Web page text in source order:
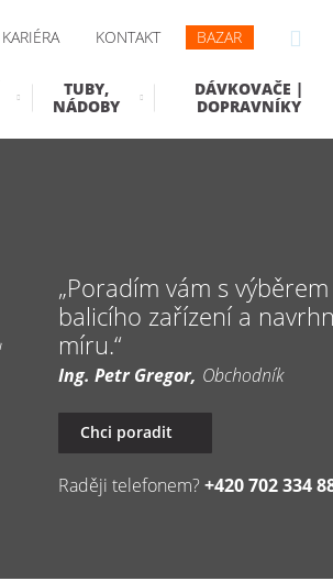
KARIÉRA KONTAKT BAZAR
TUBY,
NÁDOBY
DÁVKOVAČE |
DOPRAVNÍKY
Poradím vám s
balicího zařízení a
míru.
Ing. Petr Gregor Obchodník
Chci poradit
Raději telefonem?+420 702 334